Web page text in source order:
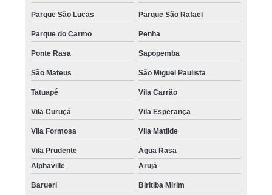
Parque São Lucas Parque São Rafael
Parque do Carmo Penha
Ponte Rasa Sapopemba
São Mateus São Miguel Paulista
Tatuapé Vila Carrão
Vila Curuçá Vila Esperança
Vila Formosa Vila Matilde
Vila Prudente
Água Rasa
Alphaville
Arujá
Barueri Biritiba Mirim